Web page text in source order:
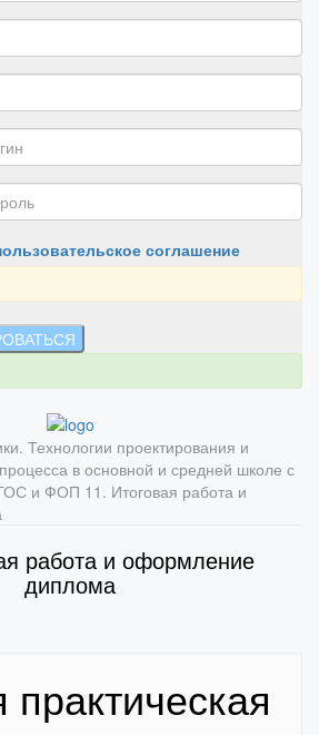
соглашение
Технологии проектирования и
в основной и средней школе с
и ФОП 11. Итоговая работа и
работа и оформление
диплома
практическая